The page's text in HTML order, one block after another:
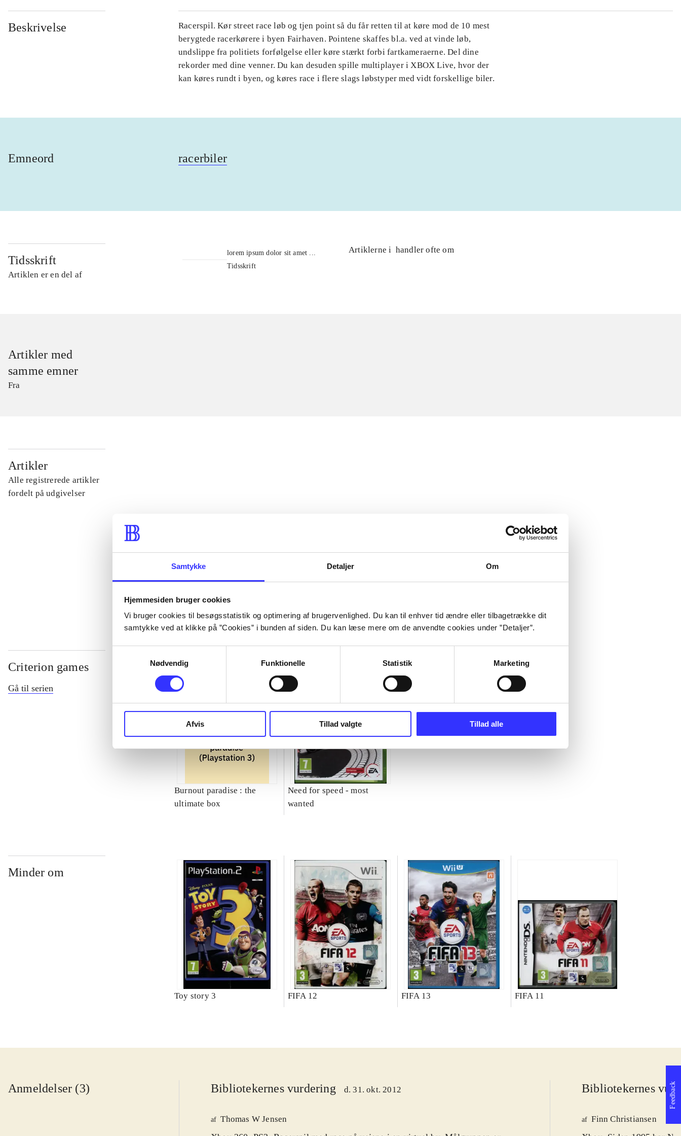
Samtykke Detaljer Om
Hjemmesiden bruger cookies
Vi bruger cookies til besøgsstatistik og optimering af brugervenlighed. Du kan til enhver tid ændre eller tilbagetrække dit
samtykke ved at klikke på ”Cookies” i bunden af siden. Du kan læse mere om de anvendte cookies under ”Detaljer”.
Nødvendig
Funktionelle Statistik Marketing
Afvis Tillad valgte Tillad alle
Beskrivelse
Racerspil. Kør street race løb og tjen point så du får retten til at køre mod de 10 mest
berygtede racerkørere i byen Fairhaven. Pointene skaffes bl.a. ved at vinde løb,
undslippe fra politiets forfølgelse eller køre stærkt forbi fartkameraerne. Del dine
rekorder med dine venner. Du kan desuden spille multiplayer i XBOX Live, hvor der
kan køres rundt i byen, og køres race i flere slags løbstyper med vidt forskellige biler.
Emneord racerbiler
Tidsskrift
Artiklen er en del af
lorem ipsum dolor sit amet ...
Tidsskrift
Artiklerne i handler ofte om
Artikler med
samme emner
Fra
Artikler
Alle registrerede artikler
fordelt på udgivelser
Criterion games
Gå til serien
Burnout paradise : the
ultimate box
Need for speed - most
wanted
Minder om
Toy story 3 FIFA 12 FIFA 13 FIFA 11
Anmeldelser (3) Bibliotekernes vurdering d. 31. okt. 2012
af Thomas W Jensen
Bibliotekernes
af Finn Christiansen
Feedback